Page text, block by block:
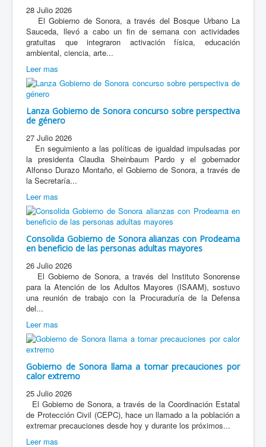
28 Julio 2026
El Gobierno de Sonora, a través del Bosque Urbano La
Sauceda, llevó a cabo un fin de semana con actividades
gratuitas que integraron activación física, educación
ambiental, ciencia, arte...
Leer mas
Lanza Gobierno de Sonora concurso sobre perspectiva
de género
27 Julio 2026
En seguimiento a las políticas de igualdad impulsadas por
la presidenta Claudia Sheinbaum Pardo y el gobernador
Alfonso Durazo Montaño, el Gobierno de Sonora, a través de
la Secretaría...
Leer mas
Consolida Gobierno de Sonora alianzas con Prodeama
en beneficio de las personas adultas mayores
26 Julio 2026
El Gobierno de Sonora, a través del Instituto Sonorense
para la Atención de los Adultos Mayores (ISAAM), sostuvo
una reunión de trabajo con la Procuraduría de la Defensa
del...
Leer mas
Gobierno de Sonora llama a tomar precauciones por
calor extremo
25 Julio 2026
El Gobierno de Sonora, a través de la Coordinación Estatal
de Protección Civil (CEPC), hace un llamado a la población a
extremar precauciones desde hoy y durante los próximos...
Leer mas